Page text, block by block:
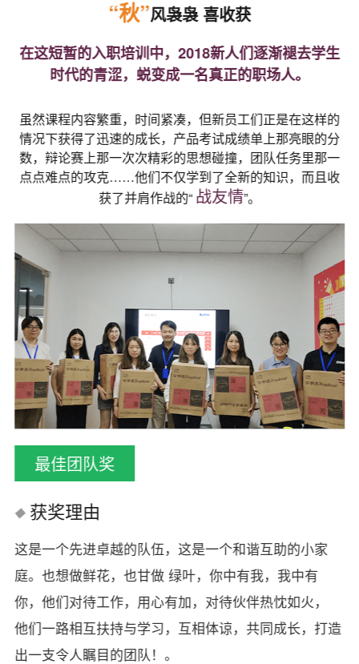
“秋”风袅袅 喜收获
在这短暂的入职培训中，2018新人们逐渐褪去学生
时代的青涩，蜕变成一名真正的职场人。
虽然课程内容繁重，时间紧凑，但新员工们正是在这样的
情况下获得了迅速的成长，产品考试成绩单上那亮眼的分
数，辩论赛上那一次次精彩的思想碰撞，团队任务里那一
点点难点的攻克……他们不仅学到了全新的知识，而且收
获了并肩作战的“战友情”。
最佳团队奖
获奖理由
这是一个先进卓越的队伍，这是一个和谐互助的小家
庭。也想做鲜花，也甘做 绿叶，你中有我，我中有
你，他们对待工作，用心有加，对待伙伴热忱如火，
他们一路相互扶持与学习，互相体谅，共同成长，打造
出一支令人瞩目的团队！。